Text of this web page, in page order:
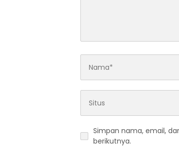
Simpan nama, email,
berikutnya.